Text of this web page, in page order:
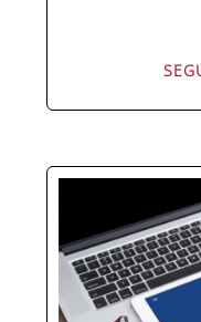
Hay
dirección y
La diferencia
la